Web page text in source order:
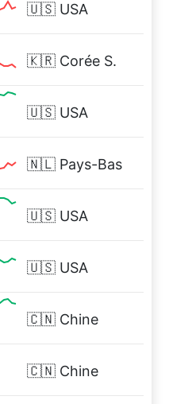
🇺🇸 USA
🇰🇷 Corée S.
🇺🇸 USA
🇳🇱 Pays-Bas
🇺🇸 USA
🇺🇸 USA
🇨🇳 Chine
🇨🇳 Chine